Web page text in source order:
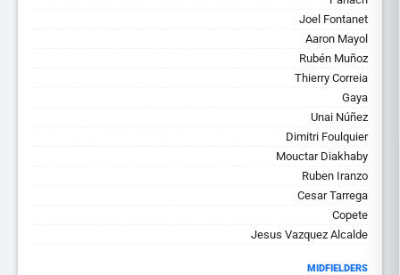
Joel Fontanet
Aaron Mayol
Rubén Muñoz
Thierry Correia
Gaya
Unai Núñez
Dimitri Foulquier
Mouctar Diakhaby
Ruben Iranzo
Cesar Tarrega
Copete
Jesus Vazquez Alcalde
MIDFIELDERS